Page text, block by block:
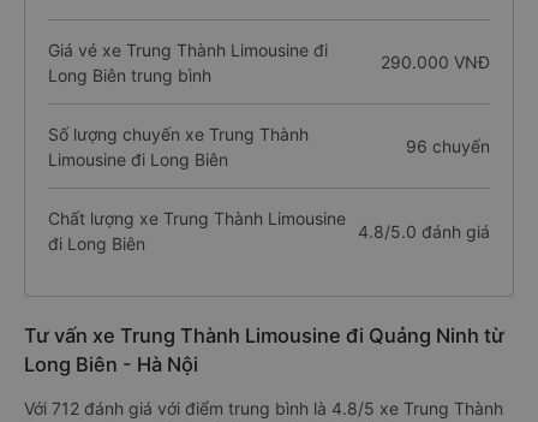
Giá vé xe Trung Thành Limousine đi
Long Biên trung bình
290.000 VNĐ
Số lượng chuyến xe Trung Thành
Limousine đi Long Biên
96 chuyến
Chất lượng xe Trung Thành Limousine
đi Long Biên
4.8/5.0 đánh giá
Tư vấn xe Trung Thành Limousine đi Quảng Ninh từ
Long Biên - Hà Nội
Với 712 đánh giá với điểm trung bình là 4.8/5 xe Trung Thành